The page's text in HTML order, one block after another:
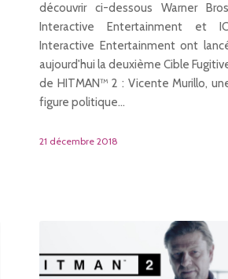
découvrir ci-dessous Warner
Interactive Entertainment et
Interactive Entertainment ont
aujourd'hui la deuxième Cible
de HITMAN™ 2 : Vicente Murillo,
figure politique…
21 décembre 2018